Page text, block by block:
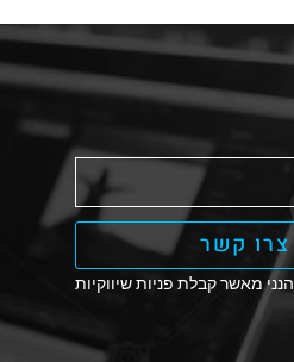
הנני מאשר קבלת פניות שיווקיות
צרו קשר